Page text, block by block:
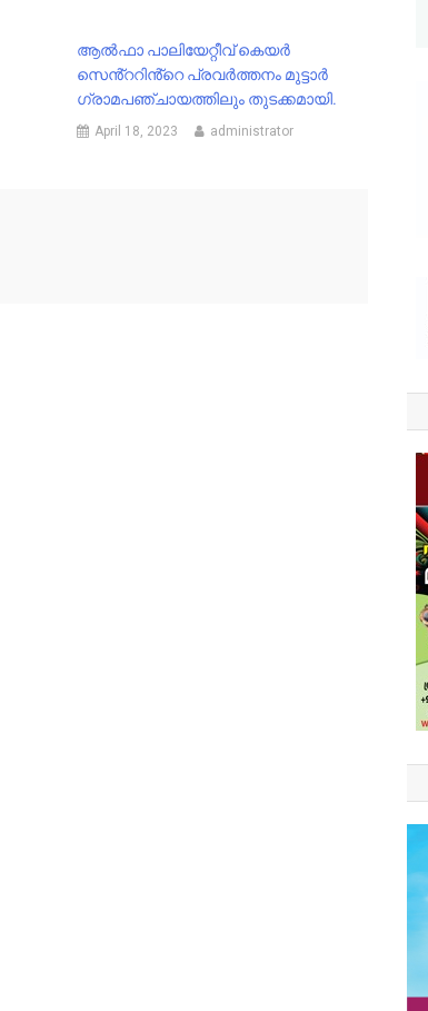
ആൽഫാ പാലിയേറ്റീവ് കെയർ
സെൻ്ററിൻ്റെ പ്രവർത്തനം മുട്ടാർ
ഗ്രാമപഞ്ചായത്തിലും തുടക്കമായി.
April 18, 2023 administrator